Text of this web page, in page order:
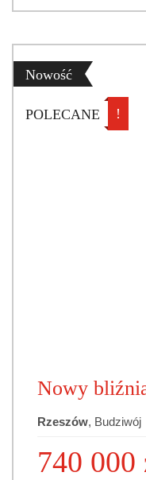
Nowość
POLECANE !
Nowy
Rzeszów, Budziwój
740 000